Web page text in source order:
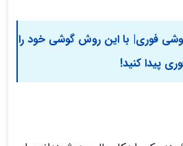
فوری| با این روش گوشی خود را
پیدا کنید!